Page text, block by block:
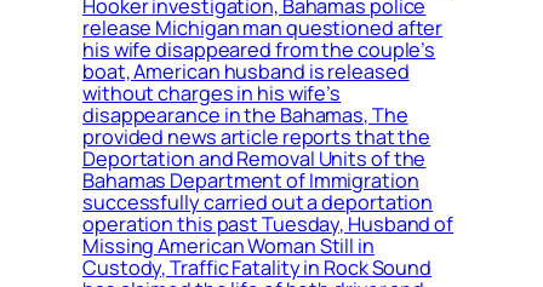
Hooker investigation, Bahamas police
release Michigan man questioned after
his wife disappeared from the couple’s
boat, American husband is released
without charges in his wife’s
disappearance in the Bahamas, The
provided news article reports that the
Deportation and Removal Units of the
Bahamas Department of Immigration
successfully carried out a deportation
operation this past Tuesday, Husband of
Missing American Woman Still in
Custody, Traffic Fatality in Rock Sound